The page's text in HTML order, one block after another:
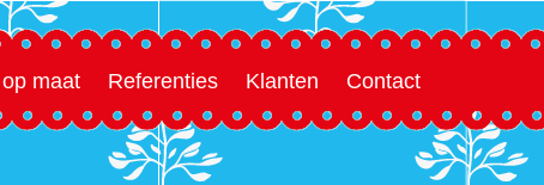
maat Referenties Klanten Contact